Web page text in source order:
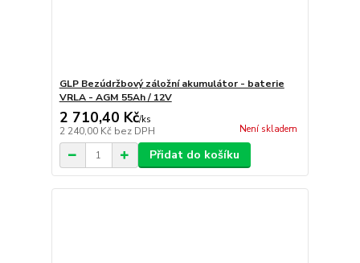
GLP Bezúdržbový záložní akumulátor - baterie
VRLA - AGM 55Ah / 12V
2 710,40 Kč/ks
2 240,00 Kč bez DPH Není skladem
Přidat do košíku